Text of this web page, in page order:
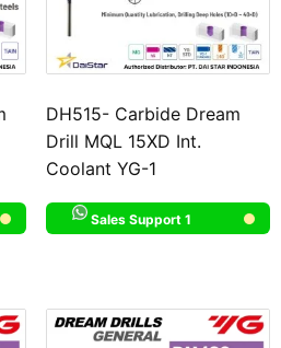
DH515- Carbide Dream
Drill MQL 15XD Int.
Coolant YG-1
Sales Support 1